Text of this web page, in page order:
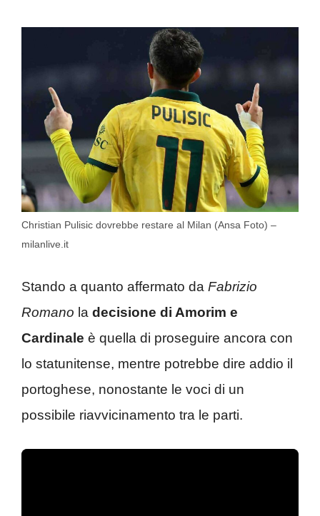
Christian Pulisic dovrebbe restare al Milan (Ansa Foto) –
milanlive.it
Stando a quanto affermato da Fabrizio
Romano la decisione di Amorim e
Cardinale è quella di proseguire ancora con
lo statunitense, mentre potrebbe dire addio il
portoghese, nonostante le voci di un
possibile riavvicinamento tra le parti.